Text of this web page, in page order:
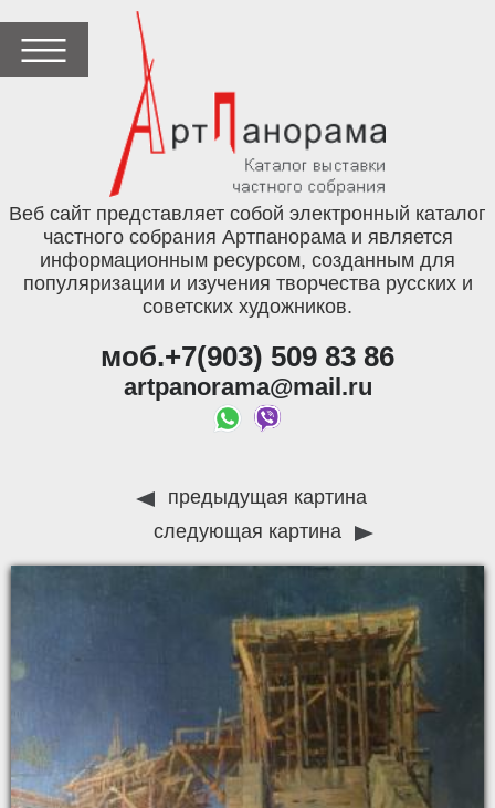
Веб сайт представляет собой электронный каталог
частного собрания Артпанорама и является
информационным ресурсом, созданным для
популяризации и изучения творчества русских и
советских художников.
моб.+7(903) 509 83 86
artpanorama@mail.ru
предыдущая картина
следующая картина